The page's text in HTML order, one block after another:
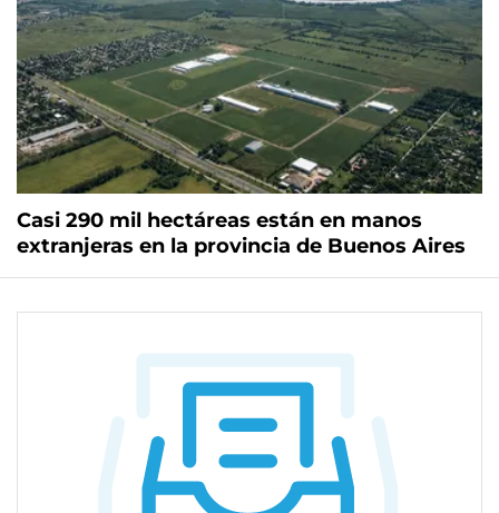
Casi 290 mil hectáreas están en manos
extranjeras en la provincia de Buenos Aires